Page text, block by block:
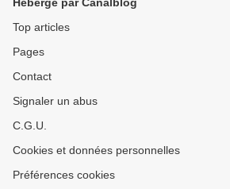
Top articles
Pages
Contact
Signaler un abus
C.G.U.
Cookies et données personnelles
Préférences cookies